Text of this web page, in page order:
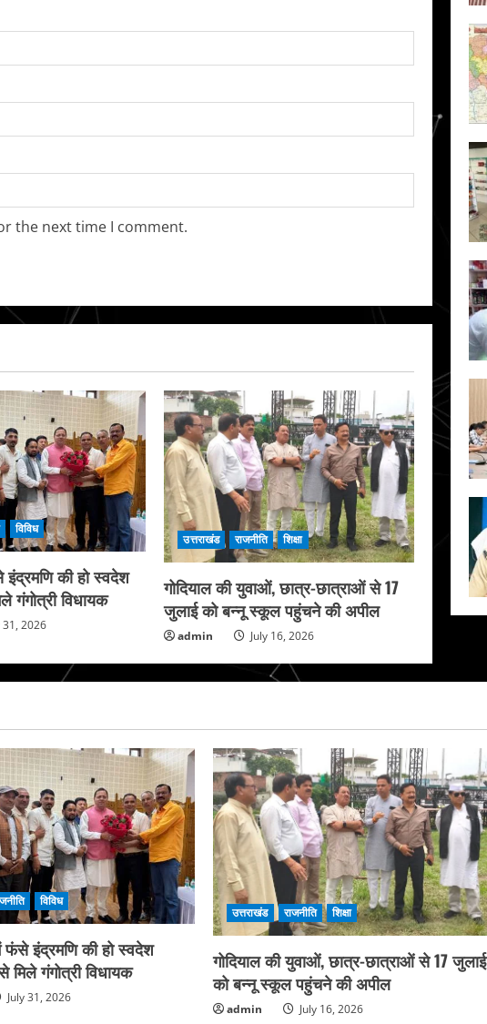
the next time I comment.
विविध
की हो स्वदेश
गंगोत्री विधायक
31, 2026
उत्तराखंड राजनीति शिक्षा
गोदियाल की युवाओं, छात्र-छात्राओं से 17
जुलाई को बन्नू स्कूल पहुंचने की अपील
admin July 16, 2026
विविध
इंद्रमणि की हो स्वदेश
मिले गंगोत्री विधायक
July 31, 2026
उत्तराखंड राजनीति शिक्षा
गोदियाल की युवाओं, छात्र-छात्राओं से 17 जुलाई
को बन्नू स्कूल पहुंचने की अपील
admin July 16, 2026